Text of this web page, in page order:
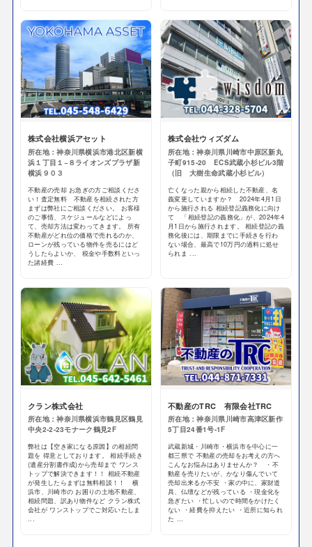
株式会社横浜アセット
所在地：神奈川県横浜市港北区新横
浜１丁目１−８ライオンズプラザ新
横浜９０３
不動産の売却 お急ぎの方ご相談くださ
い！査定無料 不動産を相続された方
まずは弊社にご相談ください。 お客様
のご事情、スケジュールなどによっ
て、売却方法は変わってきます。 所有
不動産がどれ位の価格で売れるのか、
ローンが残っている物件を売るにはど
うしたらよいか、 税金や手数料といっ
た諸経費 ...
株式会社ウィズダム
所在地：神奈川県川崎市中原区新丸
子町915-20 ECS武蔵小杉ビル3階
（旧 大樹生命武蔵小杉ビル）
亡くなった親から相続した不動産、名
義変更していますか？ 2024年4月1日
から施行される 相続登記義務化に向け
て 「相続登記の義務化」が、2024年4
月1日から施行されます。 相続登記の義
務化後には、期限までに手続きを行わ
ない場合、最高で10万円の過料に処せ
られま ...
クラン株式会社
所在地：神奈川県横浜市鶴見区鶴見
中央2-2-23モナーク鶴見2F
弊社は【空き家になる原因】の相続問
題を 得意としております。 相続手続き
(遺産分割書作成)から売却まで ワンス
トップで解決できます！！ 相続不動産
が発生したらまずは無料相談！！ 横
浜市、川崎市の お困りの土地不動産、
相続問題、訳あり物件など クラン株式
会社が ワンストップでご対応いたしま
...
不動産のTRC 有限会社TRC
所在地：神奈川県川崎市高津区新作
5丁目24番1号-1F
武蔵新城・川崎市・横浜市を中心に一
都三県で 不動産の売却をお考えの方へ
こんなお悩みはありませんか？ ・不
動産を売りたいが、かなり傷んでいて
売却出来るか不安 ・家の中に、家財道
具、仏壇などが残っている ・現金化を
急ぎたい ・忙しいので時間をかけたく
ない ・経費を抑えたい ・近所に知られ
た ...